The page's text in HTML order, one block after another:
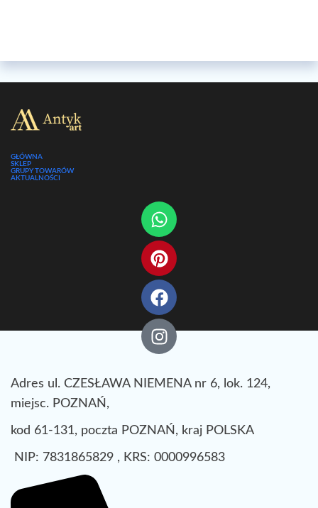
GŁÓWNA
SKLEP
GRUPY TOWARÓW
AKTUALNOŚCI
Adres ul. CZESŁAWA NIEMENA nr 6, lok. 124,
miejsc. POZNAŃ,
kod 61-131, poczta POZNAŃ, kraj POLSKA
NIP: 7831865829 , KRS: 0000996583